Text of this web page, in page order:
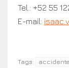
Tel.: +52 55
E-mail:
Tags: